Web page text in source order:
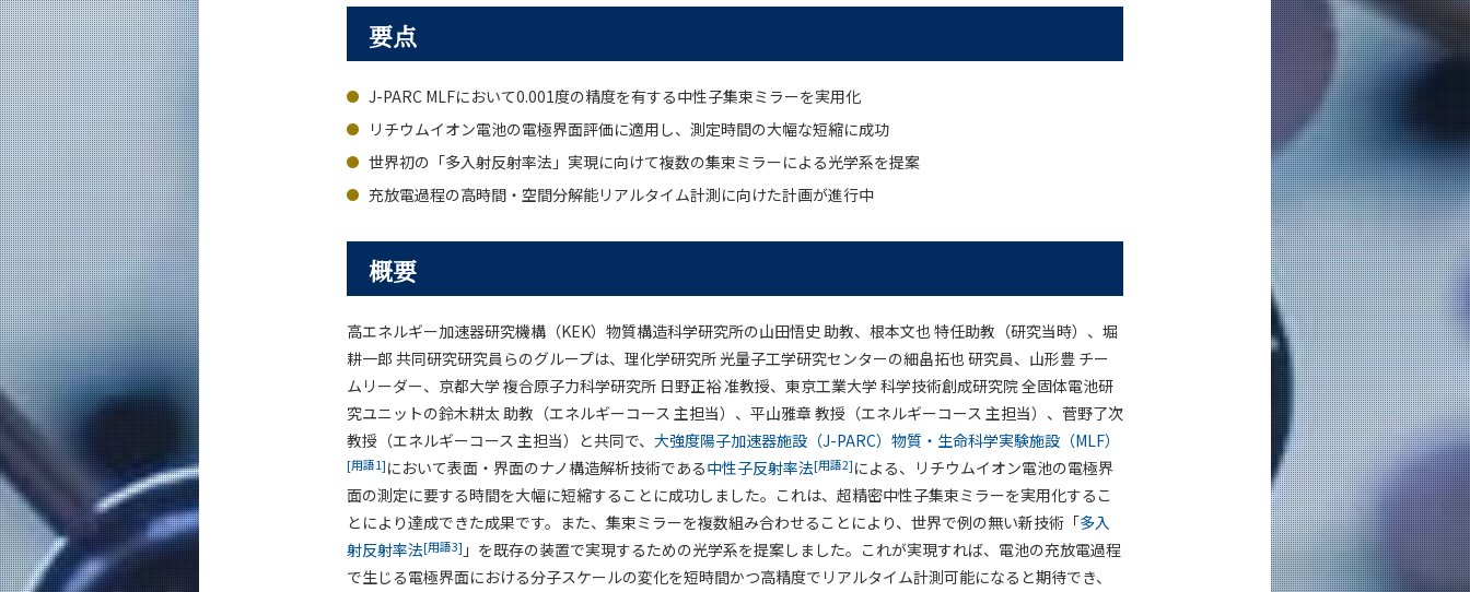
要点
J-PARC MLFにおいて0.001度の精度を有する中性子集束ミラーを実用化
リチウムイオン電池の電極界面評価に適用し、測定時間の大幅な短縮に成功
世界初の「多入射反射率法」実現に向けて複数の集束ミラーによる光学系を提案
充放電過程の高時間・空間分解能リアルタイム計測に向けた計画が進行中
概要
高エネルギー加速器研究機構（KEK）物質構造科学研究所の山田悟史 助教、根本文也 特任助教（研究当時）、堀
耕一郎 共同研究研究員らのグループは、理化学研究所 光量子工学研究センターの細畠拓也 研究員、山形豊 チー
ムリーダー、京都大学 複合原子力科学研究所 日野正裕 准教授、東京工業大学 科学技術創成研究院 全固体電池研
究ユニットの鈴木耕太 助教（エネルギーコース 主担当）、平山雅章 教授（エネルギーコース 主担当）、菅野了次
教授（エネルギーコース 主担当）と共同で、 大強度陽子加速器施設（J-PARC）物質・生命科学実験施設（MLF）
[用語1]において表面・界面のナノ構造解析技術である中性子反射率法[用語2]による、リチウムイオン電池の電極界
面の測定に要する時間を大幅に短縮することに成功しました。これは、超精密中性子集束ミラーを実用化するこ
とにより達成できた成果です。また、集束ミラーを複数組み合わせることにより、世界で例の無い新技術「多入
射反射率法[用語3] 」を既存の装置で実現するための光学系を提案しました。これが実現すれば、電池の充放電過程
で生じる電極界面における分子スケールの変化を短時間かつ高精度でリアルタイム計測可能になると期待でき、
イベントカレンダー